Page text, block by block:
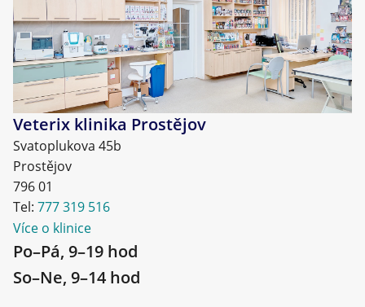
Veterix klinika Prostějov
Svatoplukova 45b
Prostějov
796 01
Tel: 777 319 516
Více o klinice
Po–Pá, 9–19 hod
So–Ne, 9–14 hod